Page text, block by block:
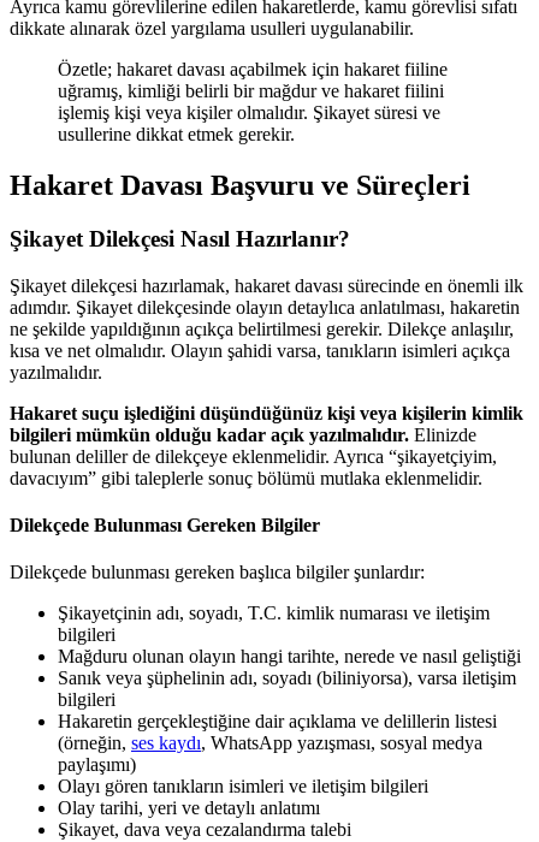
Ayrıca kamu görevlilerine edilen hakaretlerde, kamu görevlisi sıfatı
dikkate alınarak özel yargılama usulleri uygulanabilir.
Özetle; hakaret davası açabilmek için hakaret fiiline
uğramış, kimliği belirli bir mağdur ve hakaret fiilini
işlemiş kişi veya kişiler olmalıdır. Şikayet süresi ve
usullerine dikkat etmek gerekir.
Hakaret Davası Başvuru ve Süreçleri
Şikayet Dilekçesi Nasıl Hazırlanır?
Şikayet dilekçesi hazırlamak, hakaret davası sürecinde en önemli ilk
adımdır. Şikayet dilekçesinde olayın detaylıca anlatılması, hakaretin
ne şekilde yapıldığının açıkça belirtilmesi gerekir. Dilekçe anlaşılır,
kısa ve net olmalıdır. Olayın şahidi varsa, tanıkların isimleri açıkça
yazılmalıdır.
Hakaret suçu işlediğini düşündüğünüz kişi veya kişilerin kimlik
bilgileri mümkün olduğu kadar açık yazılmalıdır. Elinizde
bulunan deliller de dilekçeye eklenmelidir. Ayrıca “şikayetçiyim,
davacıyım” gibi taleplerle sonuç bölümü mutlaka eklenmelidir.
Dilekçede Bulunması Gereken Bilgiler
Dilekçede bulunması gereken başlıca bilgiler şunlardır:
Şikayetçinin adı, soyadı, T.C. kimlik numarası ve iletişim
bilgileri
Mağduru olunan olayın hangi tarihte, nerede ve nasıl geliştiği
Sanık veya şüphelinin adı, soyadı (biliniyorsa), varsa iletişim
bilgileri
Hakaretin gerçekleştiğine dair açıklama ve delillerin listesi
(örneğin, ses kaydı, WhatsApp yazışması, sosyal medya
paylaşımı)
Olayı gören tanıkların isimleri ve iletişim bilgileri
Olay tarihi, yeri ve detaylı anlatımı
Şikayet, dava veya cezalandırma talebi